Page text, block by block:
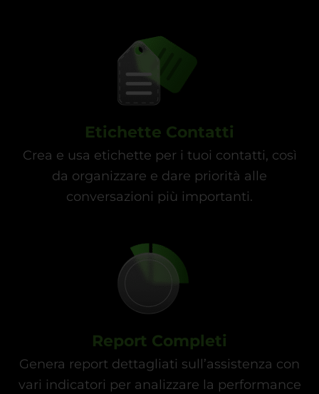
Etichette Contatti
Crea e usa etichette per i tuoi contatti, così
da organizzare e dare priorità alle
conversazioni più importanti.
Report Completi
Genera report dettagliati sull’assistenza con
vari indicatori per analizzare la performance